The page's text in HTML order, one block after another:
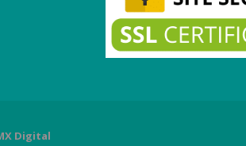
Digital